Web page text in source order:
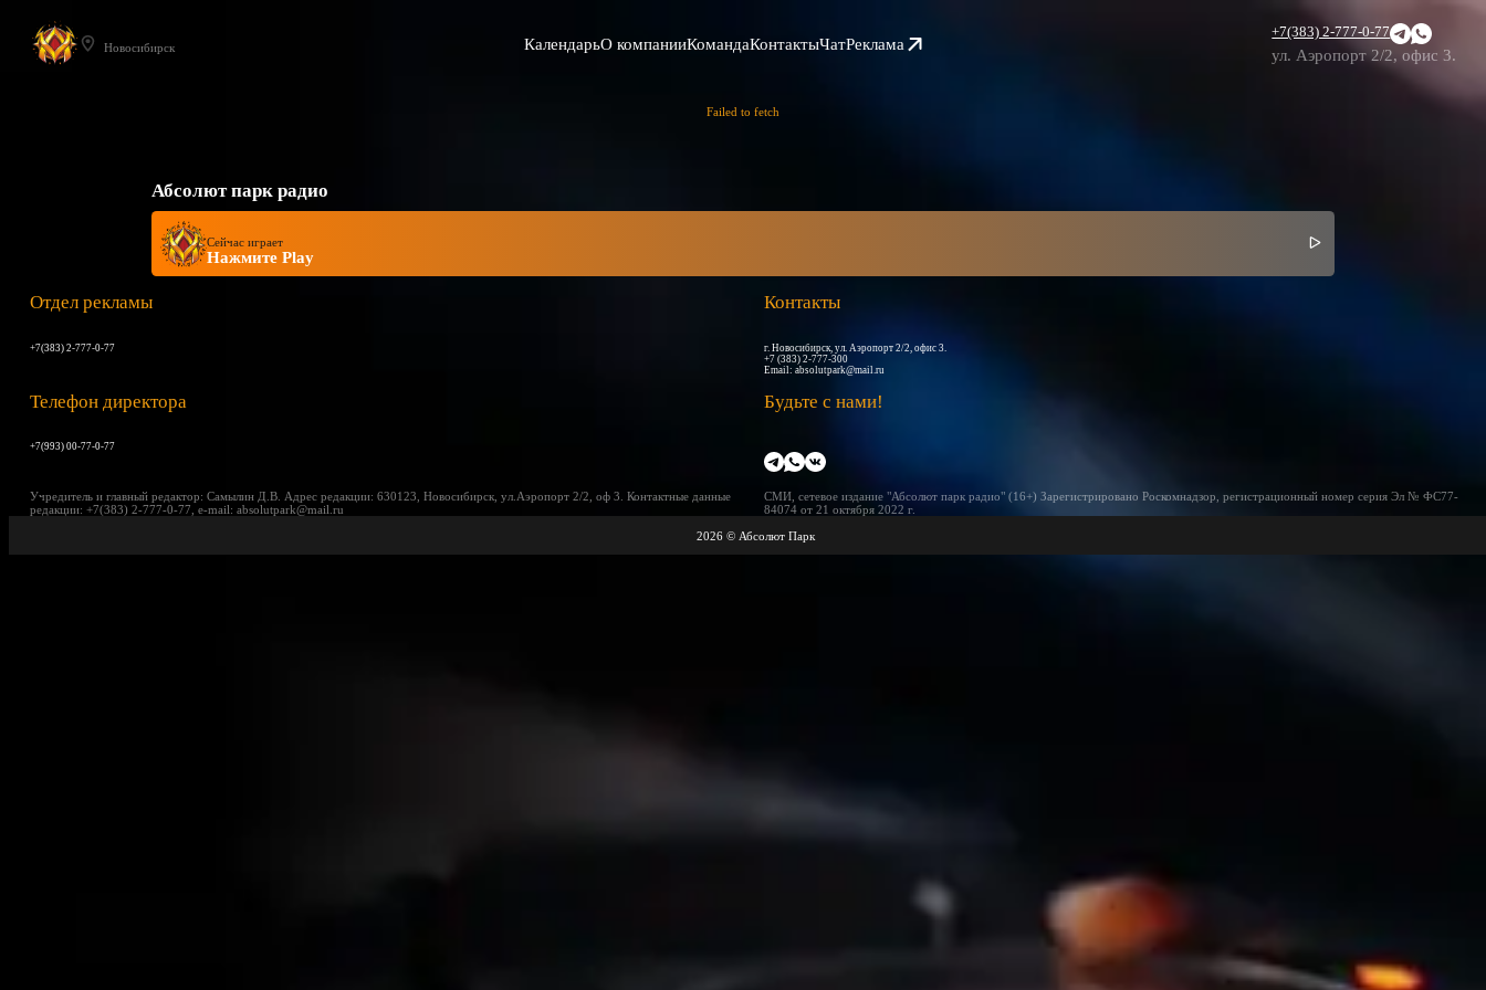
Новосибирск КалендарьО компанииКомандаКонтактыЧатРеклама
+7(383) 2-777-0-77
ул. Аэропорт 2/2, офис 3.
Failed to fetch
Абсолют парк радио
Сейчас играет
Нажмите Play
Отдел рекламы
+7(383) 2-777-0-77
Контакты
г. Новосибирск, ул. Аэропорт 2/2, офис 3.
+7 (383) 2-777-300
Email: absolutpark@mail.ru
Телефон директора
+7(993) 00-77-0-77
Будьте с нами!
Учредитель и главный редактор: Самылин Д.В. Адрес редакции: 630123, Новосибирск, ул.Аэропорт 2/2, оф 3. Контактные данные
редакции: +7(383) 2-777-0-77, e-mail: absolutpark@mail.ru
СМИ, сетевое издание "Абсолют парк радио" (16+) Зарегистрировано Роскомнадзор, регистрационный номер серия Эл № ФС77-
84074 от 21 октября 2022 г.
2026 © Абсолют Парк